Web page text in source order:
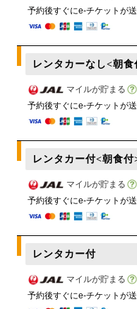
予約後すぐにe-チケットが
レンタカーなし<朝食
マイルが貯まる
予約後すぐにe-チケットが
レンタカー付<朝食付
マイルが貯まる
予約後すぐにe-チケットが
レンタカー付
マイルが貯まる
予約後すぐにe-チケットが